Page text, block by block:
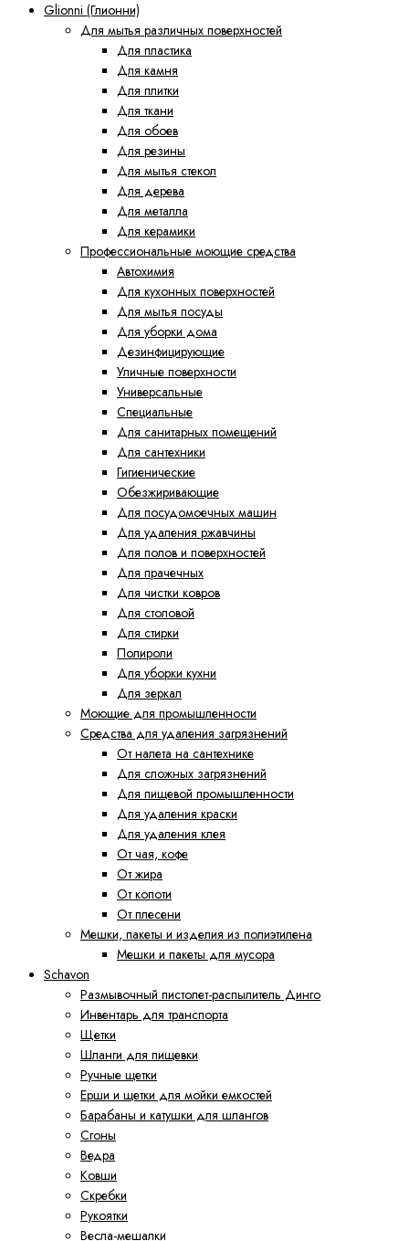
Glionni (Глионни)
Для мытья различных поверхностей
Для пластика
Для камня
Для плитки
Для ткани
Для обоев
Для резины
Для мытья стекол
Для дерева
Для металла
Для керамики
Профессиональные моющие средства
Автохимия
Для кухонных поверхностей
Для мытья посуды
Для уборки дома
Дезинфицирующие
Уличные поверхности
Универсальные
Специальные
Для санитарных помещений
Для сантехники
Гигиенические
Обезжиривающие
Для посудомоечных машин
Для удаления ржавчины
Для полов и поверхностей
Для прачечных
Для чистки ковров
Для столовой
Для стирки
Полироли
Для уборки кухни
Для зеркал
Моющие для промышленности
Средства для удаления загрязнений
От налета на сантехнике
Для сложных загрязнений
Для пищевой промышленности
Для удаления краски
Для удаления клея
От чая, кофе
От жира
От копоти
От плесени
Мешки, пакеты и изделия из полиэтилена
Мешки и пакеты для мусора
Schavon
Размывочный пистолет-распылитель Динго
Инвентарь для транспорта
Щетки
Шланги для пищевки
Ручные щетки
Ерши и щетки для мойки емкостей
Барабаны и катушки для шлангов
Сгоны
Ведра
Ковши
Скребки
Рукоятки
Весла-мешалки